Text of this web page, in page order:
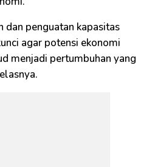
dan penguatan kapasitas
agar potensi ekonomi
menjadi pertumbuhan yang